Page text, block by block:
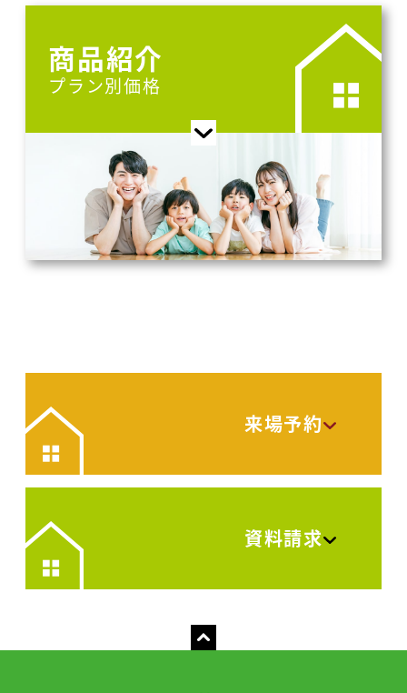
商品紹介
プラン別価格
来場予約
資料請求